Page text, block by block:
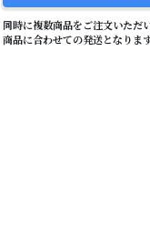
同時に複数商品をご注文いただ
商品に合わせての発送となりま